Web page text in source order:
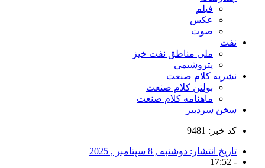
فیلم
عکس
صوت
نفت
ملی مناطق نفت خیز
پتروشیمی
نشریه کلام صنعت
بولتن کلام صنعت
ماهنامه کلام صنعت
سخن سردبیر
کد خبر: 9481
تاریخ انتشار: دوشنبه , 8 سپتامبر , 2025
-
17:52